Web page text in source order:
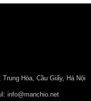
Hòa, Cầu Giấy, Hà Nội
info@manchio.net